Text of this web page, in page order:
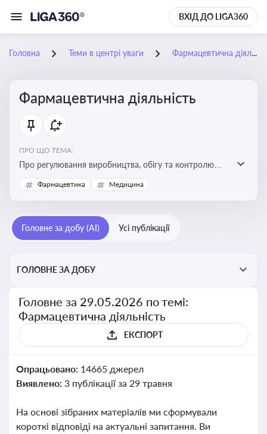
ВХІД ДО LIGA360
Головна Теми в центрі уваги Фармацевтична діяльність
Фармацевтична діяльність
ПРО ЩО ТЕМА:
Про регулювання виробництва, обігу та контролю
лікарських засобів для легальної роботи компаній та
аптек, з дотриманням стандартів якості та безпеки
Фармацевтика Медицина
Головне за добу (AI) Усі публікації
ГОЛОВНЕ ЗА ДОБУ
Головне за 29.05.2026 по темі:
Фармацевтична діяльність
ЕКСПОРТ
Опрацьовано: 14665 джерел
Виявлено: 3 публікації за 29 травня
На основі зібраних матеріалів ми сформували
короткі відповіді на актуальні запитання. Ви